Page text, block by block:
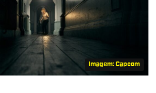
Imagem: Capcom